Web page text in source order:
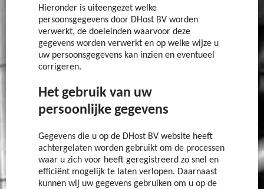
Hieronder is uiteengezet welke
persoonsgegevens door DHost BV worden
verwerkt, de doeleinden waarvoor deze
gegevens worden verwerkt en op welke wijze u
uw persoonsgegevens kan inzien en eventueel
corrigeren.
Het gebruik van uw
persoonlijke gegevens
Gegevens die u op de DHost BV website heeft
achtergelaten worden gebruikt om de processen
waar u zich voor heeft geregistreerd zo snel en
efficiënt mogelijk te laten verlopen. Daarnaast
kunnen wij uw gegevens gebruiken om u op de